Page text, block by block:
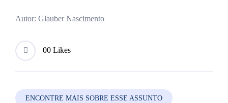
Autor: Glauber Nascimento
00 Likes
ENCONTRE MAIS SOBRE ESSE ASSUNTO